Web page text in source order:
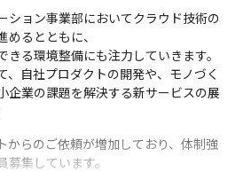
ション事業部においてクラウド技術の
るとともに、
る環境整備にも注力していきます。
、自社プロダクトの開発や、モノづく
企業の課題を解決する新サービスの展
からのご依頼が増加しており、体制強
集しています。